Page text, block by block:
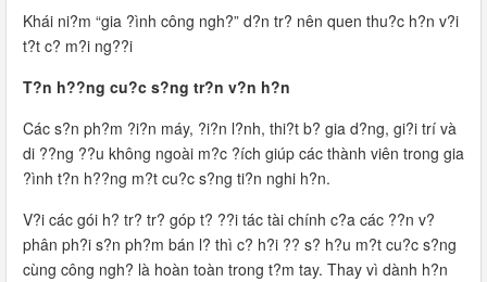
Khái ni?m “gia ?ình công ngh?” d?n tr? nên quen thu?c h?n v?i
t?t c? m?i ng??i
T?n h??ng cu?c s?ng tr?n v?n h?n
Các s?n ph?m ?i?n máy, ?i?n l?nh, thi?t b? gia d?ng, gi?i trí và
di ??ng ??u không ngoài m?c ?ích giúp các thành viên trong gia
?ình t?n h??ng m?t cu?c s?ng ti?n nghi h?n.
V?i các gói h? tr? tr? góp t? ??i tác tài chính c?a các ??n v?
phân ph?i s?n ph?m bán l? thì c? h?i ?? s? h?u m?t cu?c s?ng
cùng công ngh? là hoàn toàn trong t?m tay. Thay vì dành h?n